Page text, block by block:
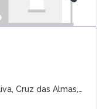
Cruz das Almas,